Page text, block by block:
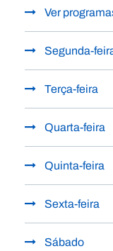
Ver
Segunda-
Terça-feira
Quarta-feira
Quinta-feira
Sexta-feira
Sábado